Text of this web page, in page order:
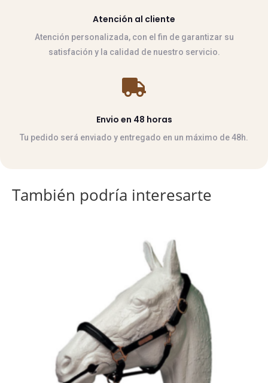
Atención al cliente
Atención personalizada, con el fin de garantizar su
satisfación y la calidad de nuestro servicio.

Envio en 48 horas
Tu pedido será enviado y entregado en un máximo de 48h.
También podría interesarte